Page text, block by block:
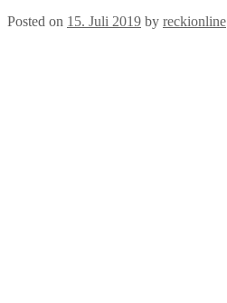
Posted on 15. Juli 2019 by reckionline